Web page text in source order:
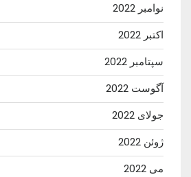
نوامبر 2022
اکتبر 2022
سپتامبر 2022
آگوست 2022
جولای 2022
ژوئن 2022
می 2022